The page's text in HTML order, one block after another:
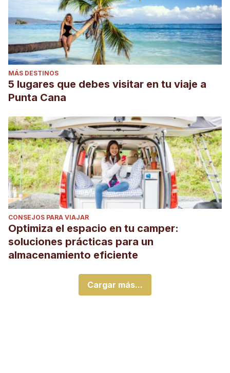
MÁS DESTINOS
5 lugares que debes visitar en tu viaje a
Punta Cana
CONSEJOS PARA VIAJAR
Optimiza el espacio en tu camper:
soluciones prácticas para un
almacenamiento eficiente
Cargar más...